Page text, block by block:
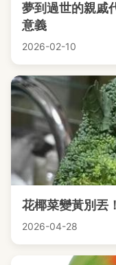
夢到過世的親戚
意義
2026-02-10
花椰菜變黃別丟
2026-04-28